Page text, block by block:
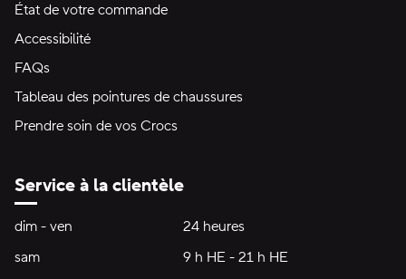
État de votre commande
Accessibilité
FAQs
Tableau des pointures de chaussures
Prendre soin de vos Crocs
Service à la clientèle
Heures d'ouverture:
dim - ven dimanche à vendredi24 heures24 heures
sam
9 h HE - 21 h HE9 h HE - 21 h HE